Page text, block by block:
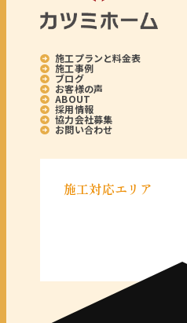
施工プランと料金表
施工事例
ブログ
お客様の声
ABOUT
採用情報
協力会社募集
お問い合わせ
施工対応エリア